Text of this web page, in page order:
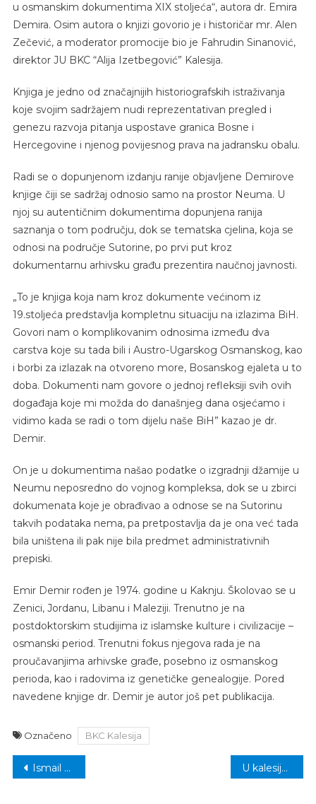
u osmanskim dokumentima XIX stoljeća“, autora dr. Emira
Demira. Osim autora o knjizi govorio je i historičar mr. Alen
Zečević, a moderator promocije bio je Fahrudin Sinanović,
direktor JU BKC “Alija Izetbegović” Kalesija.
Knjiga je jedno od značajnijih historiografskih istraživanja
koje svojim sadržajem nudi reprezentativan pregled i
genezu razvoja pitanja uspostave granica Bosne i
Hercegovine i njenog povijesnog prava na jadransku obalu.
Radi se o dopunjenom izdanju ranije objavljene Demirove
knjige čiji se sadržaj odnosio samo na prostor Neuma. U
njoj su autentičnim dokumentima dopunjena ranija
saznanja o tom području, dok se tematska cjelina, koja se
odnosi na područje Sutorine, po prvi put kroz
dokumentarnu arhivsku građu prezentira naučnoj javnosti.
„To je knjiga koja nam kroz dokumente većinom iz
19.stoljeća predstavlja kompletnu situaciju na izlazima BiH.
Govori nam o komplikovanim odnosima između dva
carstva koje su tada bili i Austro-Ugarskog Osmanskog, kao
i borbi za izlazak na otvoreno more, Bosanskog ejaleta u to
doba. Dokumenti nam govore o jednoj refleksiji svih ovih
događaja koje mi možda do današnjeg dana osjećamo i
vidimo kada se radi o tom dijelu naše BiH” kazao je dr.
Demir.
On je u dokumentima našao podatke o izgradnji džamije u
Neumu neposredno do vojnog kompleksa, dok se u zbirci
dokumenata koje je obrađivao a odnose se na Sutorinu
takvih podataka nema, pa pretpostavlja da je ona već tada
bila uništena ili pak nije bila predmet administrativnih
prepiski.
Emir Demir rođen je 1974. godine u Kaknju. Školovao se u
Zenici, Jordanu, Libanu i Maleziji. Trenutno je na
postdoktorskim studijima iz islamske kulture i civilizacije –
osmanski period. Trenutni fokus njegova rada je na
proučavanjima arhivske građe, posebno iz osmanskog
perioda, kao i radovima iz genetičke genealogije. Pored
navedene knjige dr. Demir je autor još pet publikacija.
Označeno BKC Kalesija
Navigacija
Ismail Barlov u finalu Paraolimpijskih igara U kalesijskim školama skraćena nastava zbog visokih temperatura